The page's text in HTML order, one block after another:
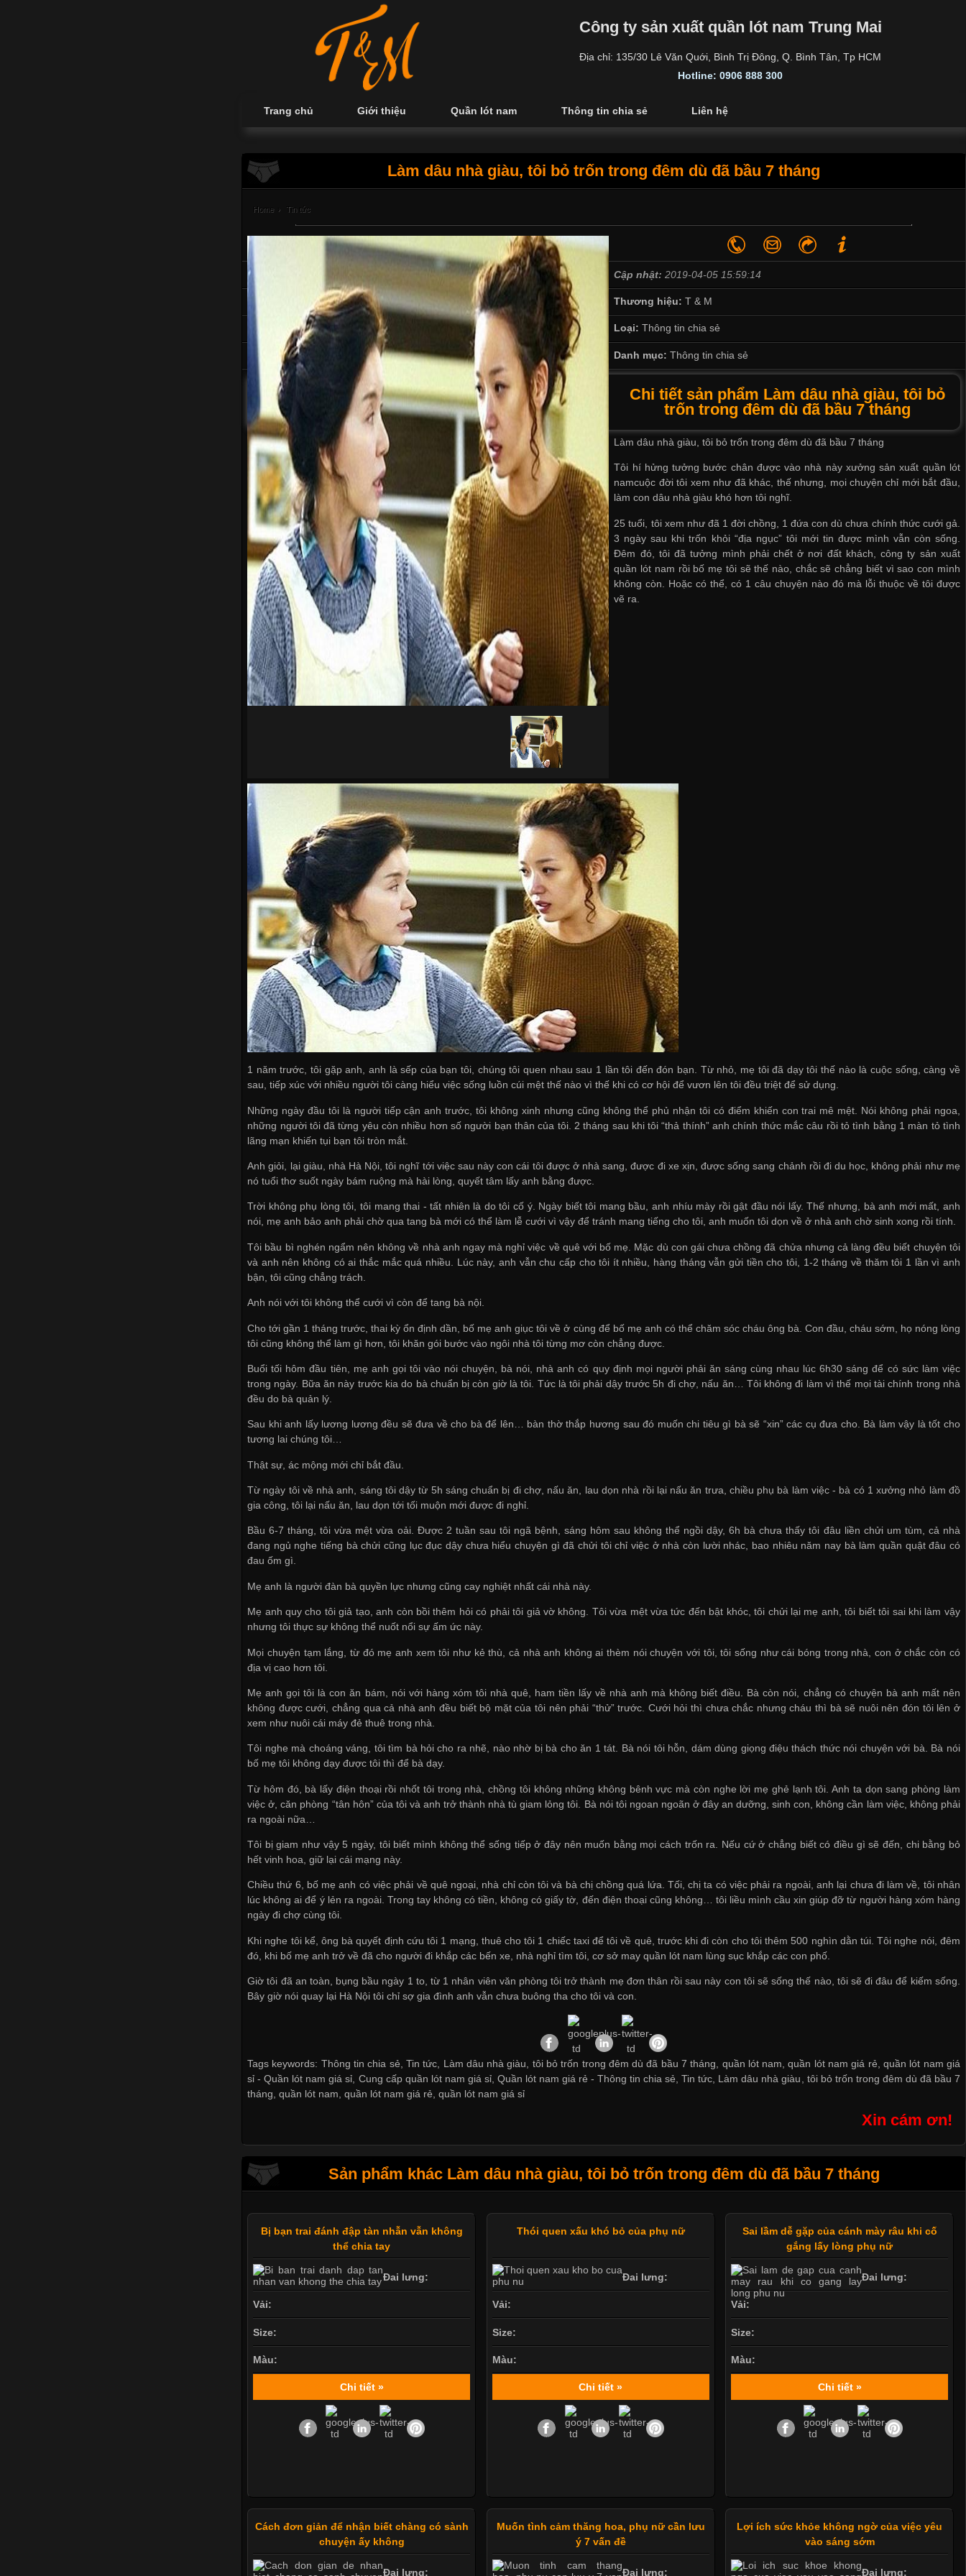
Công ty sản xuất quần lót nam Trung Mai
Địa chỉ: 135/30 Lê Văn Quới, Bình Trị Đông, Q. Bình Tân, Tp HCM
Hotline: 0906 888 300
Trang chủ Giới thiệu Quần lót nam Thông tin chia sẻ Liên hệ
Làm dâu nhà giàu, tôi bỏ trốn trong đêm dù đã bầu 7 tháng
Home › Tin tức
Cập nhật: 2019-04-05 15:59:14
Thương hiệu:T & M
Loại: Thông tin chia sẻ
Danh mục: Thông tin chia sẻ
Chi tiết sản phẩm Làm dâu nhà giàu, tôi bỏ
trốn trong đêm dù đã bầu 7 tháng
Làm dâu nhà giàu, tôi bỏ trốn trong đêm dù đã bầu 7 tháng
Tôi hí hửng tưởng bước chân được vào nhà này xưởng sản xuất quần lót
namcuộc đời tôi xem như đã khác, thế nhưng, mọi chuyện chỉ mới bắt đầu,
làm con dâu nhà giàu khó hơn tôi nghĩ.
25 tuổi, tôi xem như đã 1 đời chồng, 1 đứa con dù chưa chính thức cưới gả.
3 ngày sau khi trốn khỏi “địa ngục” tôi mới tin được mình vẫn còn sống.
Đêm đó, tôi đã tưởng mình phải chết ở nơi đất khách,công ty sản xuất
quần lót nam rồi bố mẹ tôi sẽ thế nào, chắc sẽ chẳng biết vì sao con mình
không còn. Hoặc có thể, có 1 câu chuyện nào đó mà lỗi thuộc về tôi được
vẽ ra.
1 năm trước, tôi gặp anh, anh là sếp của bạn tôi, chúng tôi quen nhau sau 1 lần tôi đến đón bạn. Từ nhỏ, mẹ tôi đã dạy tôi thế nào là cuộc sống, càng về
sau, tiếp xúc với nhiều người tôi càng hiểu việc sống luồn cúi mệt thế nào vì thế khi có cơ hội để vươn lên tôi đều triệt để sử dụng.
Những ngày đầu tôi là người tiếp cận anh trước, tôi không xinh nhưng cũng không thể phủ nhận tôi có điểm khiến con trai mê mệt. Nói không phải ngoa,
những người tôi đã từng yêu còn nhiều hơn số người bạn thân của tôi. 2 tháng sau khi tôi “thả thính” anh chính thức mắc câu rồi tỏ tình bằng 1 màn tỏ tình
lãng mạn khiến tụi bạn tôi tròn mắt.
Anh giỏi, lại giàu, nhà Hà Nội, tôi nghĩ tới việc sau này con cái tôi được ở nhà sang, được đi xe xịn, được sống sang chảnh rồi đi du học, không phải như mẹ
nó tuổi thơ suốt ngày bám ruộng mà hài lòng, quyết tâm lấy anh bằng được.
Trời không phụ lòng tôi, tôi mang thai - tất nhiên là do tôi cố ý. Ngày biết tôi mang bầu, anh nhíu mày rồi gật đầu nói lấy. Thế nhưng, bà anh mới mất, anh
nói, mẹ anh bảo anh phải chờ qua tang bà mới có thể làm lễ cưới vì vậy để tránh mang tiếng cho tôi, anh muốn tôi dọn về ở nhà anh chờ sinh xong rồi tính.
Tôi bầu bì nghén ngẩm nên không về nhà anh ngay mà nghỉ việc về quê với bố mẹ. Mặc dù con gái chưa chồng đã chửa nhưng cả làng đều biết chuyện tôi
và anh nên không có ai thắc mắc quá nhiều. Lúc này, anh vẫn chu cấp cho tôi ít nhiều, hàng tháng vẫn gửi tiền cho tôi, 1-2 tháng về thăm tôi 1 lần vì anh
bận, tôi cũng chẳng trách.
Anh nói với tôi không thể cưới vì còn để tang bà nội.
Cho tới gần 1 tháng trước, thai kỳ ổn định dần, bố mẹ anh giục tôi về ở cùng để bố mẹ anh có thể chăm sóc cháu ông bà. Con đầu, cháu sớm, họ nóng lòng
tôi cũng không thể làm gì hơn, tôi khăn gói bước vào ngôi nhà tôi từng mơ còn chẳng được.
Buổi tối hôm đầu tiên, mẹ anh gọi tôi vào nói chuyện, bà nói, nhà anh có quy định mọi người phải ăn sáng cùng nhau lúc 6h30 sáng để có sức làm việc
trong ngày. Bữa ăn này trước kia do bà chuẩn bị còn giờ là tôi. Tức là tôi phải dậy trước 5h đi chợ, nấu ăn… Tôi không đi làm vì thế mọi tài chính trong nhà
đều do bà quản lý.
Sau khi anh lấy lương lương đều sẽ đưa về cho bà để lên… bàn thờ thắp hương sau đó muốn chi tiêu gì bà sẽ “xin” các cụ đưa cho. Bà làm vậy là tốt cho
tương lai chúng tôi…
Thật sự, ác mộng mới chỉ bắt đầu.
Từ ngày tôi về nhà anh, sáng tôi dậy từ 5h sáng chuẩn bị đi chợ, nấu ăn, lau dọn nhà rồi lại nấu ăn trưa, chiều phụ bà làm việc - bà có 1 xưởng nhỏ làm đồ
gia công, tôi lại nấu ăn, lau dọn tới tối muộn mới được đi nghỉ.
Bầu 6-7 tháng, tôi vừa mệt vừa oải. Được 2 tuần sau tôi ngã bệnh, sáng hôm sau không thể ngồi dậy, 6h bà chưa thấy tôi đâu liền chửi um tùm, cả nhà
đang ngủ nghe tiếng bà chửi cũng lục đục dậy chưa hiểu chuyện gì đã chửi tôi chỉ việc ở nhà còn lười nhác, bao nhiêu năm nay bà làm quần quật đâu có
đau ốm gì.
Mẹ anh là người đàn bà quyền lực nhưng cũng cay nghiệt nhất cái nhà này.
Mẹ anh quy cho tôi giả tạo, anh còn bồi thêm hỏi có phải tôi giả vờ không. Tôi vừa mệt vừa tức đến bật khóc, tôi chửi lại mẹ anh, tôi biết tôi sai khi làm vậy
nhưng tôi thực sự không thể nuốt nổi sự ấm ức này.
Mọi chuyện tạm lắng, từ đó mẹ anh xem tôi như kẻ thù, cả nhà anh không ai thèm nói chuyện với tôi, tôi sống như cái bóng trong nhà, con ở chắc còn có
địa vị cao hơn tôi.
Mẹ anh gọi tôi là con ăn bám, nói với hàng xóm tôi nhà quê, ham tiền lấy về nhà anh mà không biết điều. Bà còn nói, chẳng có chuyện bà anh mất nên
không được cưới, chẳng qua cả nhà anh đều biết bộ mặt của tôi nên phải “thử” trước. Cưới hỏi thì chưa chắc nhưng cháu thì bà sẽ nuôi nên đón tôi lên ở
xem như nuôi cái máy đẻ thuê trong nhà.
Tôi nghe mà choáng váng, tôi tìm bà hỏi cho ra nhẽ, nào nhờ bị bà cho ăn 1 tát. Bà nói tôi hỗn, dám dùng giọng điệu thách thức nói chuyện với bà. Bà nói
bố mẹ tôi không dạy được tôi thì để bà dạy.
Từ hôm đó, bà lấy điện thoại rồi nhốt tôi trong nhà, chồng tôi không những không bênh vực mà còn nghe lời mẹ ghẻ lạnh tôi. Anh ta dọn sang phòng làm
việc ở, căn phòng “tân hôn” của tôi và anh trở thành nhà tù giam lỏng tôi. Bà nói tôi ngoan ngoãn ở đây an dưỡng, sinh con, không cần làm việc, không phải
ra ngoài nữa…
Tôi bị giam như vậy 5 ngày, tôi biết mình không thể sống tiếp ở đây nên muốn bằng mọi cách trốn ra. Nếu cứ ở chẳng biết có điều gì sẽ đến, chi bằng bỏ
hết vinh hoa, giữ lại cái mạng này.
Chiều thứ 6, bố mẹ anh có việc phải về quê ngoại, nhà chỉ còn tôi và bà chị chồng quá lứa. Tối, chị ta có việc phải ra ngoài, anh lại chưa đi làm về, tôi nhân
lúc không ai để ý lẻn ra ngoài. Trong tay không có tiền, không có giấy tờ, đến điện thoại cũng không… tôi liều mình cầu xin giúp đỡ từ người hàng xóm hàng
ngày đi chợ cùng tôi.
Khi nghe tôi kể, ông bà quyết định cứu tôi 1 mạng, thuê cho tôi 1 chiếc taxi để tôi về quê, trước khi đi còn cho tôi thêm 500 nghìn dằn túi. Tôi nghe nói, đêm
đó, khi bố mẹ anh trở về đã cho người đi khắp các bến xe, nhà nghỉ tìm tôi,cơ sở may quần lót nam lùng sục khắp các con phố.
Giờ tôi đã an toàn, bụng bầu ngày 1 to, từ 1 nhân viên văn phòng tôi trở thành mẹ đơn thân rồi sau này con tôi sẽ sống thế nào, tôi sẽ đi đâu để kiếm sống.
Bây giờ nói quay lại Hà Nội tôi chỉ sợ gia đình anh vẫn chưa buông tha cho tôi và con.
Tags keywords: Thông tin chia sẻ, Tin tức, Làm dâu nhà giàu, tôi bỏ trốn trong đêm dù đã bầu 7 tháng, quần lót nam, quần lót nam giá rẻ, quần lót nam giá
sỉ -Quần lót nam giá sỉ Cung cấp quần lót nam giá sỉ, Quần lót nam giá rẻ -Thông tin chia sẻ ,Tin tức Làm dâu nhà giàu
tôi bỏ trốn trong đêm dù đã bầu 7
tháng ,quần lót nam ,quần lót nam giá rẻ ,quần lót nam giá sỉ
Xin cám ơn!
Sản phẩm khác Làm dâu nhà giàu, tôi bỏ trốn trong đêm dù đã bầu 7 tháng
Bị bạn trai đánh đập tàn nhẫn vẫn không
thể chia tay
Đai lưng:
Vải:
Size:
Màu:
Chi tiết »
Thói quen xấu khó bỏ của phụ nữ
Đai lưng:
Vải:
Size:
Màu:
Chi tiết »
Sai lầm dễ gặp của cánh mày râu khi cố
gắng lấy lòng phụ nữ
Đai lưng:
Vải:
Size:
Màu:
Chi tiết »
Cách đơn giản để nhận biết chàng có sành
chuyện ấy không
Đai lưng:
Muốn tình cảm thăng hoa, phụ nữ cần lưu
ý 7 vấn đề
Đai lưng:
Lợi ích sức khỏe không ngờ của việc yêu
vào sáng sớm
Đai lưng: